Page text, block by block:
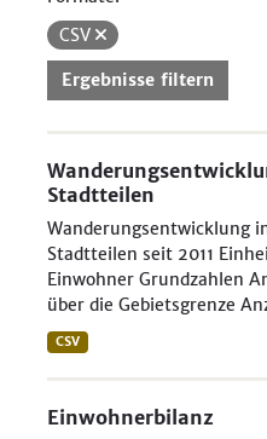
CSV
Ergebnisse filtern
Stadtteilen
Wanderungsentwicklung
Stadtteilen seit 2011
Einwohner Grundzahlen
über die Gebietsgrenze
CSV
Einwohnerbilanz